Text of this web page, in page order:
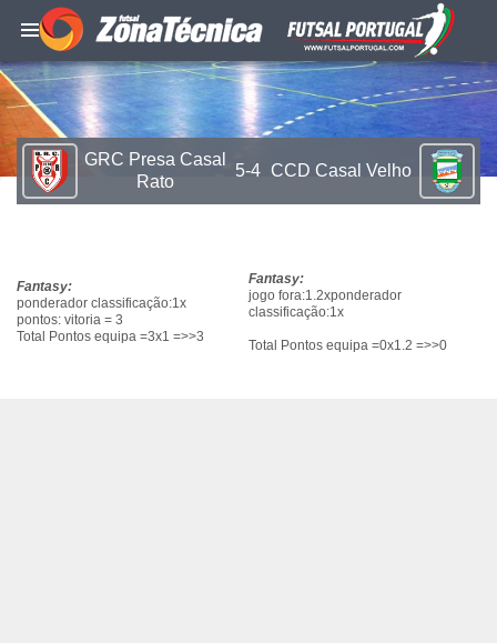
GRC Presa Casal
Rato
5-4 CCD Casal Velho
Fantasy:
ponderador classificação:1x
pontos: vitoria = 3
Total Pontos equipa =3x1 =>>3
Fantasy:
jogo fora:1.2xponderador
classificação:1x
Total Pontos equipa =0x1.2 =>>0